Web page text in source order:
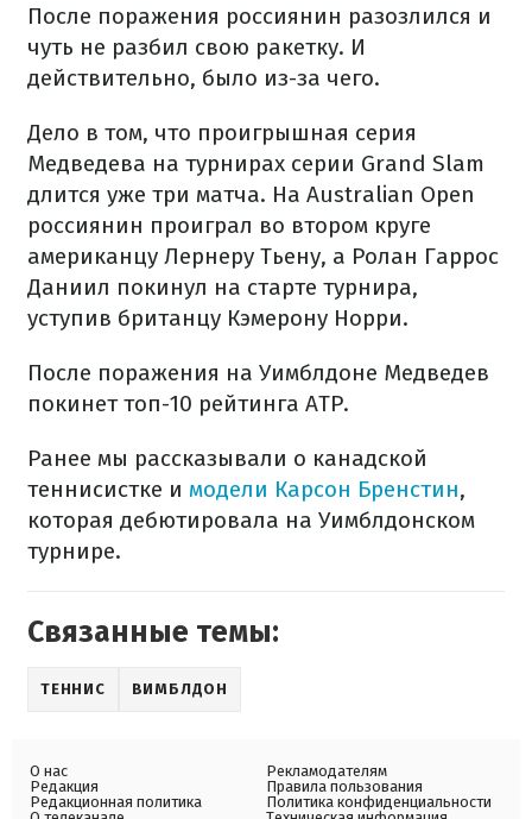
После поражения россиянин разозлился и
чуть не разбил свою ракетку. И
действительно, было из-за чего.
Дело в том, что проигрышная серия
Медведева на турнирах серии Grand Slam
длится уже три матча. На Australian Open
россиянин проиграл во втором круге
американцу Лернеру Тьену, а Ролан Гаррос
Даниил покинул на старте турнира,
уступив британцу Кэмерону Норри.
После поражения на Уимблдоне Медведев
покинет топ-10 рейтинга ATP.
Ранее мы рассказывали о канадской
теннисистке и модели Карсон Бренстин,
которая дебютировала на Уимблдонском
турнире.
Связанные темы:
ТЕННИС ВИМБЛДОН
О нас
Редакция
Редакционная политика
Рекламодателям
Правила пользования
Политика конфиденциальности